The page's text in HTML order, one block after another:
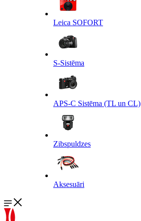
Leica SOFORT
S-Sistēma
APS-C Sistēma (TL un CL)
Zibspuldzes
Aksesuāri